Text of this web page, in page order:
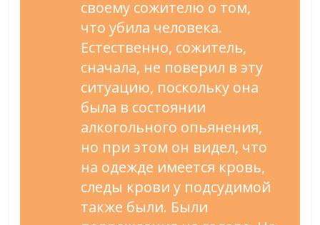
своему сожителю о том,
что убила человека.
Естественно, сожитель,
сначала, не поверил в эту
ситуацию, поскольку она
была в состоянии
алкогольного опьянения,
но при этом он видел, что
на одежде имеется кровь,
следы крови у подсудимой
также были. Были